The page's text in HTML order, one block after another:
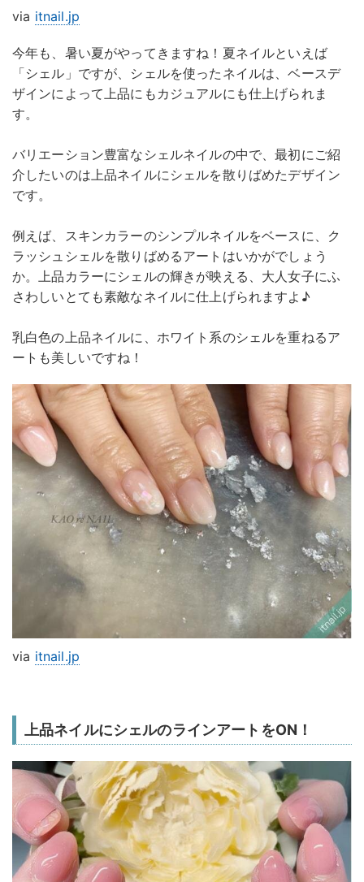
via itnail.jp
今年も、暑い夏がやってきますね！夏ネイルといえば
「シェル」ですが、シェルを使ったネイルは、ベースデ
ザインによって上品にもカジュアルにも仕上げられま
す。
バリエーション豊富なシェルネイルの中で、最初にご紹
介したいのは上品ネイルにシェルを散りばめたデザイン
です。
例えば、スキンカラーのシンプルネイルをベースに、ク
ラッシュシェルを散りばめるアートはいかがでしょう
か。上品カラーにシェルの輝きが映える、大人女子にふ
さわしいとても素敵なネイルに仕上げられますよ♪
乳白色の上品ネイルに、ホワイト系のシェルを重ねるア
ートも美しいですね！
via itnail.jp
上品ネイルにシェルのラインアートをON！